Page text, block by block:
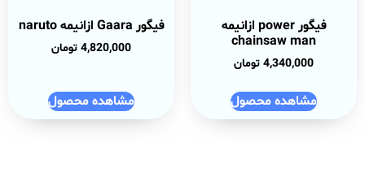
فیگور power ازانیمه
chainsaw man
4,340,000 تومان
مشاهده محصول
فیگور Gaara ازانیمه naruto
4,820,000 تومان
مشاهده محصول